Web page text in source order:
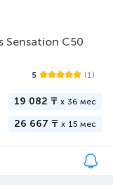
Sensation C50
5 (1)
19 082 ₸ x 36 мес
26 667 ₸ x 15 мес